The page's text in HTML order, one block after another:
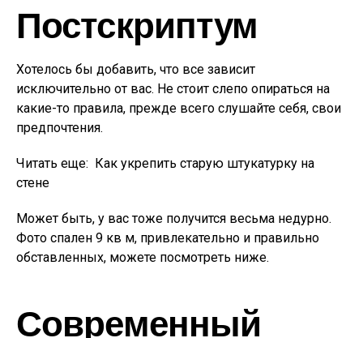
Постскриптум
Хотелось бы добавить, что все зависит
исключительно от вас. Не стоит слепо опираться на
какие-то правила, прежде всего слушайте себя, свои
предпочтения.
Читать еще: Как укрепить старую штукатурку на
стене
Может быть, у вас тоже получится весьма недурно.
Фото спален 9 кв м, привлекательно и правильно
обставленных, можете посмотреть ниже.
Современный